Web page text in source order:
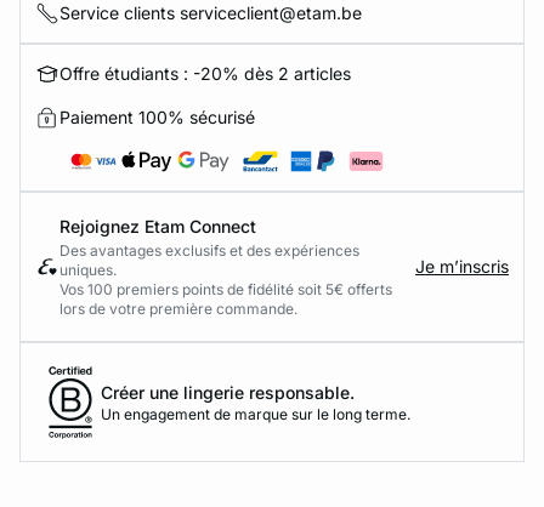
Service clients serviceclient@etam.be
Offre étudiants : -20% dès 2 articles
Paiement 100% sécurisé
Rejoignez Etam Connect
Des avantages exclusifs et des expériences
uniques.
Vos 100 premiers points de fidélité soit 5€ offerts
lors de votre première commande.​
Je m’inscris
Créer une lingerie responsable.
Un engagement de marque sur le long terme.